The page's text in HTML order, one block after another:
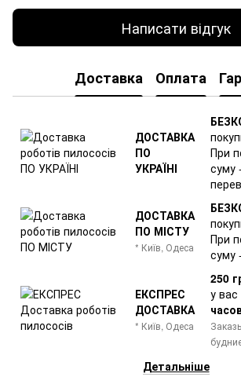
Написати відгук
Доставка Оплата
ДОСТАВКА
ПО
УКРАЇНІ
При
суму
ДОСТАВКА
ПО МІСТУ
* Київ, Одеса
При
суму
ЕКСПРЕС
ДОСТАВКА
* Київ, Одеса
250
у вас
Детальніше